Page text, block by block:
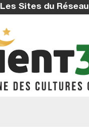
Les Sites du Réseau